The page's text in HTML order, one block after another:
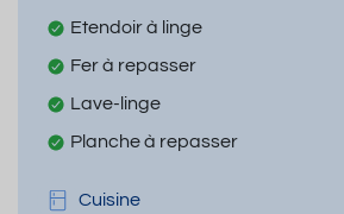
Etendoir à linge
Fer à repasser
Lave-linge
Planche à repasser
Cuisine